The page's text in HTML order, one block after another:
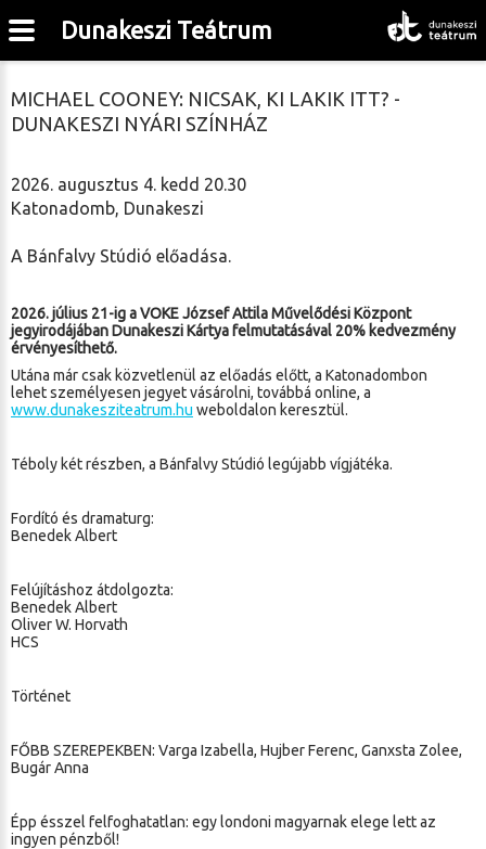
MICHAEL COONEY: NICSAK, KI LAKIK ITT? -
DUNAKESZI NYÁRI SZÍNHÁZ
2026. augusztus 4. kedd 20.30
Katonadomb, Dunakeszi
A Bánfalvy Stúdió előadása.
2026. július 21-ig a VOKE József Attila Művelődési Központ
jegyirodájában Dunakeszi Kártya felmutatásával 20% kedvezmény
érvényesíthető.
Utána már csak közvetlenül az előadás előtt, a Katonadombon
lehet személyesen jegyet vásárolni, továbbá online, a
www.dunakesziteatrum.hu weboldalon keresztül.
Téboly két részben, a Bánfalvy Stúdió legújabb vígjátéka.
Fordító és dramaturg:
Benedek Albert
Felújításhoz átdolgozta:
Benedek Albert
Oliver W. Horvath
HCS
Történet
FŐBB SZEREPEKBEN: Varga Izabella, Hujber Ferenc, Ganxsta Zolee,
Bugár Anna
Épp ésszel felfoghatatlan: egy londoni magyarnak elege lett az
ingyen pénzből!
Dunakeszi Teátrum